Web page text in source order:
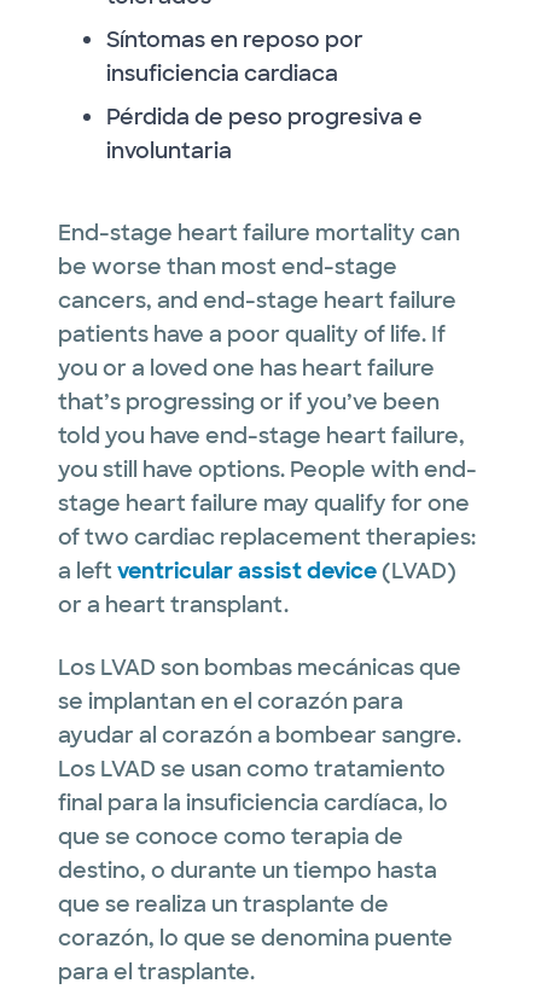
Síntomas en reposo por
insuficiencia cardiaca
Pérdida de peso progresiva e
involuntaria
End-stage heart failure mortality can
be worse than most end-stage
cancers, and end-stage heart failure
patients have a poor quality of life. If
you or a loved one has heart failure
that’s progressing or if you’ve been
told you have end-stage heart failure,
you still have options. People with end-
stage heart failure may qualify for one
of two cardiac replacement therapies:
a leftventricular assist device(LVAD)
or a heart transplant.
Los LVAD son bombas mecánicas que
se implantan en el corazón para
ayudar al corazón a bombear sangre.
Los LVAD se usan como tratamiento
final para la insuficiencia cardíaca, lo
que se conoce como terapia de
destino, o durante un tiempo hasta
que se realiza un trasplante de
corazón, lo que se denomina puente
para el trasplante.